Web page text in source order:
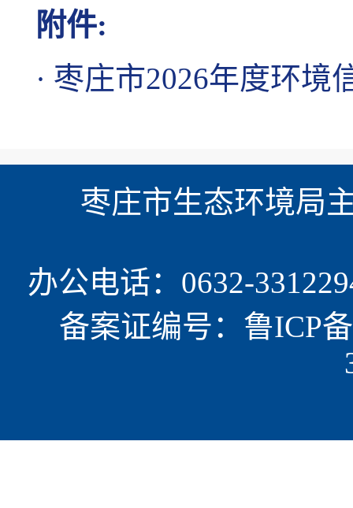
附件:
· 枣庄市2026年度环境
枣庄市生态环境局
办公电话：0632-
备案证编号：鲁ICP